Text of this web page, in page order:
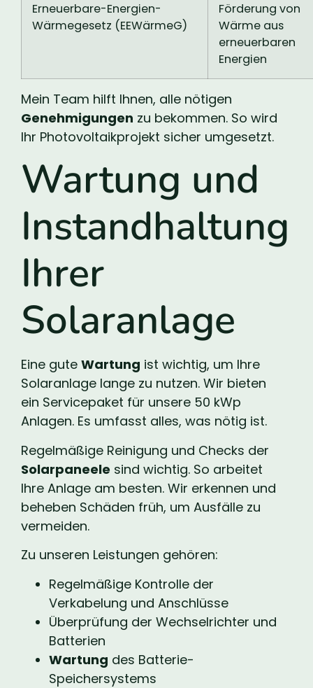
Erneuerbare-Energien-
Wärmegesetz (EEWärmeG)
Förderung von
Wärme aus
erneuerbaren
Energien
Mein Team hilft Ihnen, alle nötigen
Genehmigungen zu bekommen. So wird
Ihr Photovoltaikprojekt sicher umgesetzt.
Wartung und
Instandhaltung
Ihrer
Solaranlage
Eine gute Wartung ist wichtig, um Ihre
Solaranlage lange zu nutzen. Wir bieten
ein Servicepaket für unsere 50 kWp
Anlagen. Es umfasst alles, was nötig ist.
Regelmäßige Reinigung und Checks der
Solarpaneele sind wichtig. So arbeitet
Ihre Anlage am besten. Wir erkennen und
beheben Schäden früh, um Ausfälle zu
vermeiden.
Zu unseren Leistungen gehören:
Regelmäßige Kontrolle der
Verkabelung und Anschlüsse
Überprüfung der Wechselrichter und
Batterien
Wartung des Batterie-
Speichersystems